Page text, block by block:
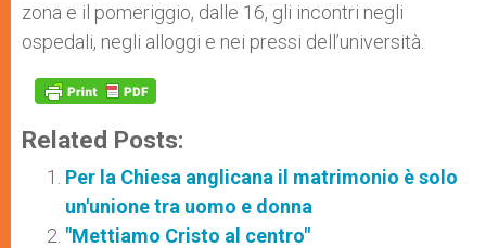
zona e il pomeriggio, dalle 16, gli incontri negli
ospedali, negli alloggi e nei pressi dell’università.
Related Posts:
Per la Chiesa anglicana il matrimonio è solo
un'unione tra uomo e donna
"Mettiamo Cristo al centro"